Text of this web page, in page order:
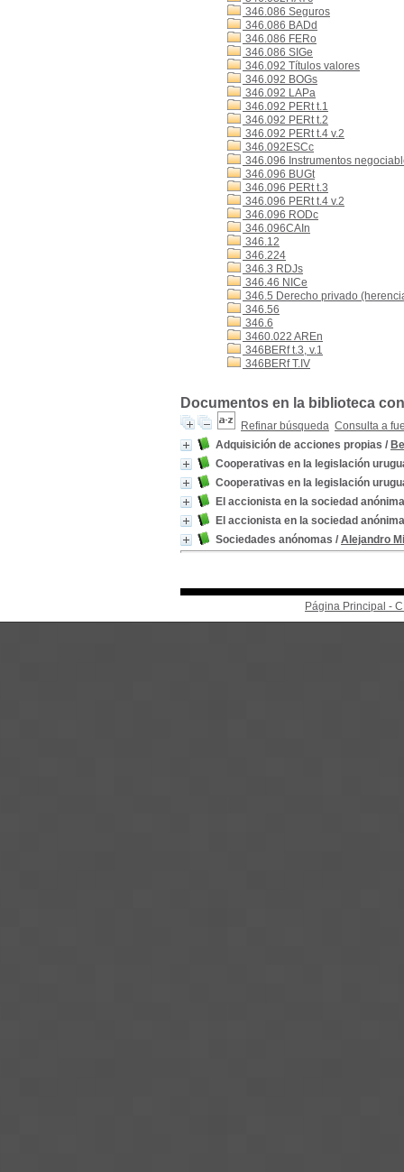
346.086 Seguros
346.086 BADd
346.086 FERo
346.086 SIGe
346.092 Títulos valores
346.092 BOGs
346.092 LAPa
346.092 PERt t.1
346.092 PERt t.2
346.092 PERt t.4 v.2
346.092ESCc
346.096 Instrumentos
346.096 BUGt
346.096 PERt t.3
346.096 PERt t.4 v.2
346.096 RODc
346.096CAIn
346.12
346.224
346.3 RDJs
346.46 NICe
346.5 Derecho privado
346.56
346.6
3460.022 AREn
346BERf t.3, v.1
346BERf T.IV
Documentos en la biblioteca
Refinar búsqueda Consulta a
Adquisición de acciones propias /
Cooperativas en la legislación
Cooperativas en la legislación
El accionista en la sociedad anónima
El accionista en la sociedad anónima
Sociedades anónomas / Alejandro
Página Principal -